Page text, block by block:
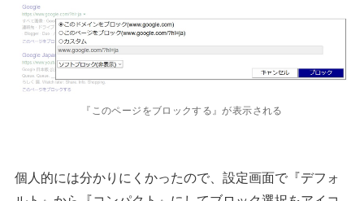
『このページをブロックする』が表示される
個人的には分かりにくかったので、設定画面で『デフォ